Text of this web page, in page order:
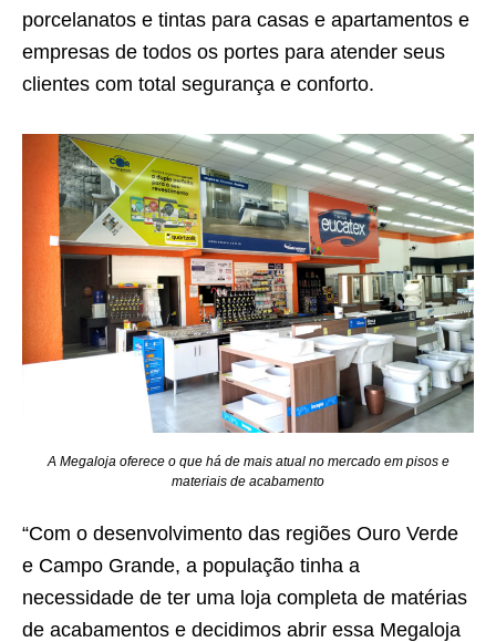
porcelanatos e tintas para casas e apartamentos e
empresas de todos os portes para atender seus
clientes com total segurança e conforto.
A Megaloja oferece o que há de mais atual no mercado em pisos e
materiais de acabamento
“Com o desenvolvimento das regiões Ouro Verde
e Campo Grande, a população tinha a
necessidade de ter uma loja completa de matérias
de acabamentos e decidimos abrir essa Megaloja